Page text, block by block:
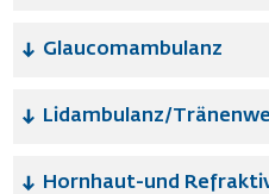
Glaucomambulanz
Lidambulanz/
Hornhaut-und